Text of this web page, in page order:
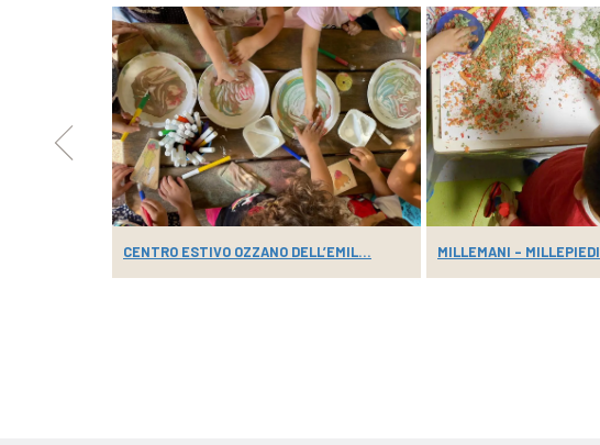
CENTRO ESTIVO OZZANO DELL’EMIL... MILLEMANI – MILLEPIEDI